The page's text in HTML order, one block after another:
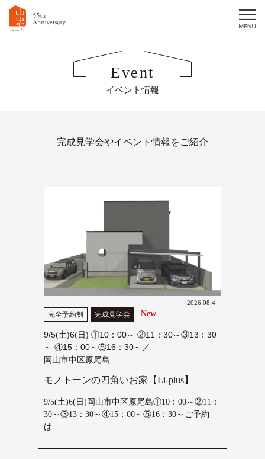
Event
イベント情報
完成見学会やイベント情報をご紹介
2026.08.4
完全予約制 完成見学会 New
9/5(土)6(日) ①10：00～ ②11：30～③13：30
～ ④15：00～⑤16：30～／
岡山市中区原尾島
モノトーンの四角いお家【Li-plus】
9/5(土)6(日)岡山市中区原尾島①10：00～②11：
30～③13：30～④15：00～⑤16：30～ご予約
は…